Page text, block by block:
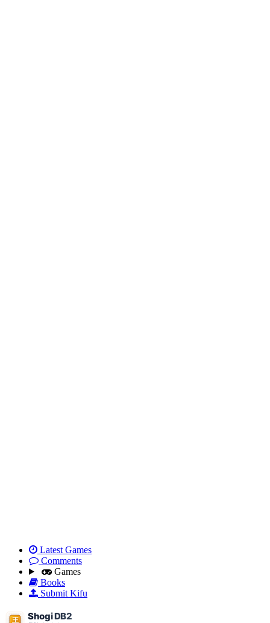
Latest Games
Comments
Games
Books
Submit Kifu